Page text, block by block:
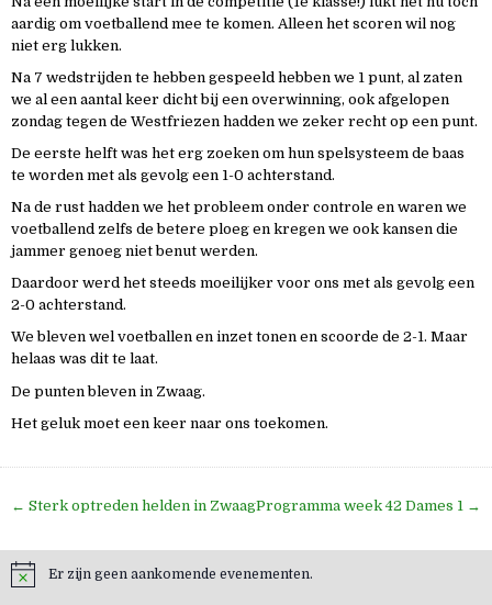
aardig om voetballend mee te komen. Alleen het scoren wil nog
niet erg lukken.
Na 7 wedstrijden te hebben gespeeld hebben we 1 punt, al zaten
we al een aantal keer dicht bij een overwinning, ook afgelopen
zondag tegen de Westfriezen hadden we zeker recht op een punt.
De eerste helft was het erg zoeken om hun spelsysteem de baas
te worden met als gevolg een 1-0 achterstand.
Na de rust hadden we het probleem onder controle en waren we
voetballend zelfs de betere ploeg en kregen we ook kansen die
jammer genoeg niet benut werden.
Daardoor werd het steeds moeilijker voor ons met als gevolg een
2-0 achterstand.
We bleven wel voetballen en inzet tonen en scoorde de 2-1. Maar
helaas was dit te laat.
De punten bleven in Zwaag.
Het geluk moet een keer naar ons toekomen.
Bericht
← Sterk optreden helden in ZwaagProgramma week 42 Dames 1 →
Er zijn geen aankomende evenementen.